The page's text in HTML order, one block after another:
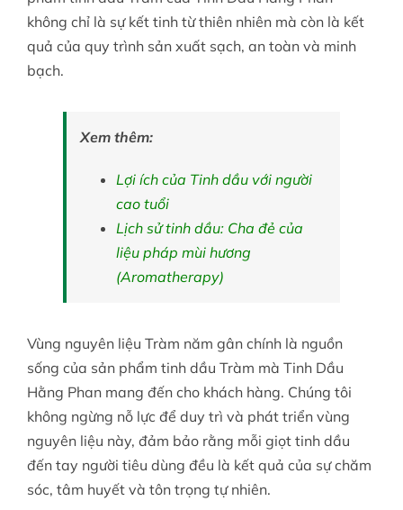
không chỉ là sự kết tinh từ thiên nhiên mà còn là kết
quả của quy trình sản xuất sạch, an toàn và minh
bạch.
Xem thêm:
Lợi ích của Tinh dầu với người
cao tuổi
Lịch sử tinh dầu: Cha đẻ của
liệu pháp mùi hương
(Aromatherapy)
Vùng nguyên liệu Tràm năm gân chính là nguồn
sống của sản phẩm tinh dầu Tràm mà Tinh Dầu
Hằng Phan mang đến cho khách hàng. Chúng tôi
không ngừng nỗ lực để duy trì và phát triển vùng
nguyên liệu này, đảm bảo rằng mỗi giọt tinh dầu
đến tay người tiêu dùng đều là kết quả của sự chăm
sóc, tâm huyết và tôn trọng tự nhiên.